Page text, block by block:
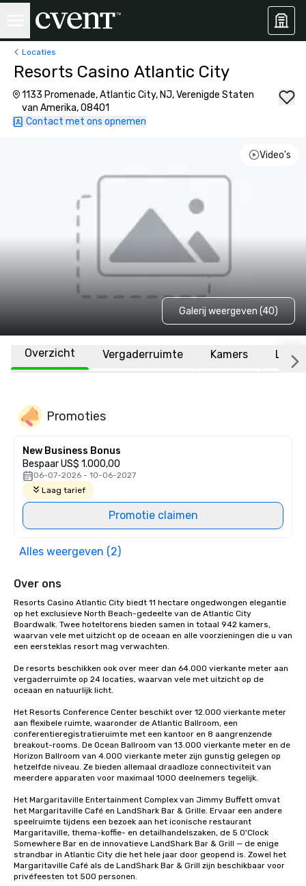
Locaties
Resorts Casino Atlantic City
1133 Promenade, Atlantic City, NJ, Verenigde Staten
van Amerika, 08401
Contact met ons opnemen
Video's
Galerij weergeven (40)
Overzicht Vergaderruimte Kamers
Promoties
New Business Bonus
Bespaar US$ 1.000,00
06-07-2026 - 10-06-2027
Laag tarief
Promotie claimen
Alles weergeven (2)
Over ons
Resorts Casino Atlantic City biedt 11 hectare ongedwongen elegantie
op het exclusieve North Beach-gedeelte van de Atlantic City
Boardwalk. Twee hoteltorens bieden samen in totaal 942 kamers,
waarvan vele met uitzicht op de oceaan en alle voorzieningen die u van
een eersteklas resort mag verwachten.
De resorts beschikken ook over meer dan 64.000 vierkante meter aan
vergaderruimte op 24 locaties, waarvan vele met uitzicht op de
oceaan en natuurlijk licht.
Het Resorts Conference Center beschikt over 12.000 vierkante meter
aan flexibele ruimte, waaronder de Atlantic Ballroom, een
conferentieregistratieruimte met een kantoor en 8 aangrenzende
breakout-rooms. De Ocean Ballroom van 13.000 vierkante meter en de
Horizon Ballroom van 4.000 vierkante meter zijn gunstig gelegen op
hetzelfde niveau. Ze bieden allemaal draadloze connectiviteit van
meerdere apparaten voor maximaal 1000 deelnemers tegelijk.
Het Margaritaville Entertainment Complex van Jimmy Buffett omvat
het Margaritaville Café en LandShark Bar & Grille. Ervaar een andere
speelruimte tijdens een bezoek aan het iconische restaurant
Margaritaville, thema-koffie- en detailhandelszaken, de 5 O'Clock
Somewhere Bar en de innovatieve LandShark Bar & Grill — de enige
strandbar in Atlantic City die het hele jaar door geopend is. Zowel het
Margaritaville Café als de LandShark Bar & Grill zijn beschikbaar voor
privéfeesten tot 500 personen.